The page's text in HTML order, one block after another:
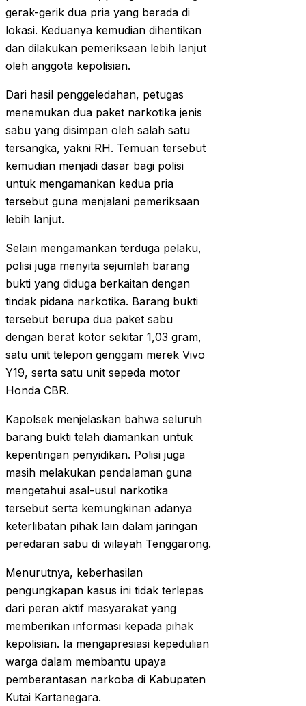
gerak-gerik dua pria yang berada di
lokasi. Keduanya kemudian dihentikan
dan dilakukan pemeriksaan lebih lanjut
oleh anggota kepolisian.
Dari hasil penggeledahan, petugas
menemukan dua paket narkotika jenis
sabu yang disimpan oleh salah satu
tersangka, yakni RH. Temuan tersebut
kemudian menjadi dasar bagi polisi
untuk mengamankan kedua pria
tersebut guna menjalani pemeriksaan
lebih lanjut.
Selain mengamankan terduga pelaku,
polisi juga menyita sejumlah barang
bukti yang diduga berkaitan dengan
tindak pidana narkotika. Barang bukti
tersebut berupa dua paket sabu
dengan berat kotor sekitar 1,03 gram,
satu unit telepon genggam merek Vivo
Y19, serta satu unit sepeda motor
Honda CBR.
Kapolsek menjelaskan bahwa seluruh
barang bukti telah diamankan untuk
kepentingan penyidikan. Polisi juga
masih melakukan pendalaman guna
mengetahui asal-usul narkotika
tersebut serta kemungkinan adanya
keterlibatan pihak lain dalam jaringan
peredaran sabu di wilayah Tenggarong.
Menurutnya, keberhasilan
pengungkapan kasus ini tidak terlepas
dari peran aktif masyarakat yang
memberikan informasi kepada pihak
kepolisian. Ia mengapresiasi kepedulian
warga dalam membantu upaya
pemberantasan narkoba di Kabupaten
Kutai Kartanegara.